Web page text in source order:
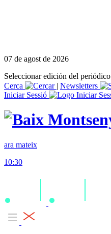
07 de agost de 2026
Seleccionar edición del periódico
Cerca
| Newsletters
Iniciar Sessió
ara mateix
10:30